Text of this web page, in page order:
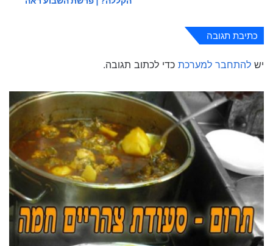
כתיבת תגובה
יש להתחבר למערכת כדי לכתוב תגובה.